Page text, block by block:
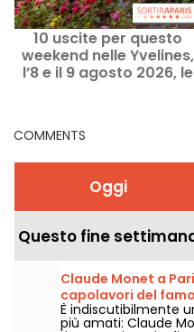
10 uscite per questo
weekend nelle Yvelines,
l’8 e il 9 agosto 2026, le
COMMENTS
Oggi
Questo fine
Claude Monet a
capolavori del
impressionista
È indiscutibilmente
più amati: Claude